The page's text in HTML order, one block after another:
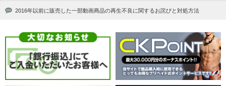
2016年以前に販売した一部動画商品の再生不良に関するお詫びと対処方法